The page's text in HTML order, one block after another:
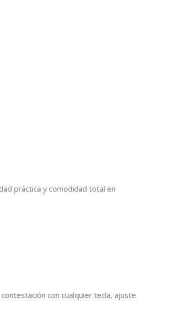
práctica y comodidad total en
con cualquier tecla, ajuste